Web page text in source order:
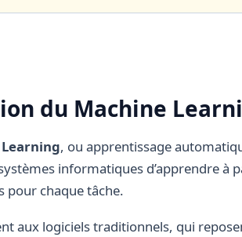
du Machine
, ou apprentissage
informatiques d’apprendre à
pour chaque tâche.
aux logiciels traditionnels, qui